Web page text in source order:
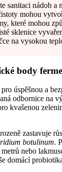
sanitaci nádob a
mohou
které mohou
sklenice
na vysokou
body
úspěšnou a
odbornice na
kvašenou
zastavuje
botulinum.
nebo
domácí